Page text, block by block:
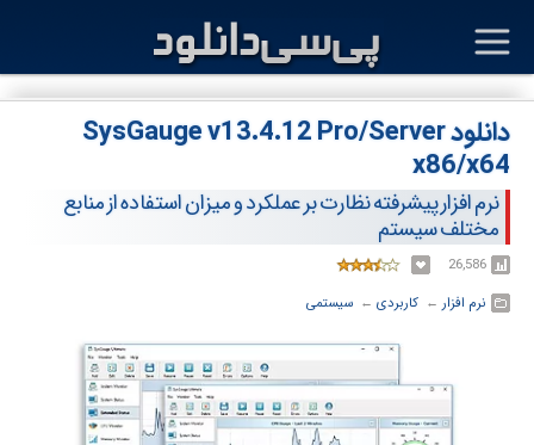
دانلود SysGauge v13.4.12 Pro/Server
x86/x64
نرم افزار پیشرفته نظارت بر عملکرد و میزان استفاده از منابع
مختلف سیستم
26,586
نرم افزار ← ‏ کاربردی ← ‏ سیستمی